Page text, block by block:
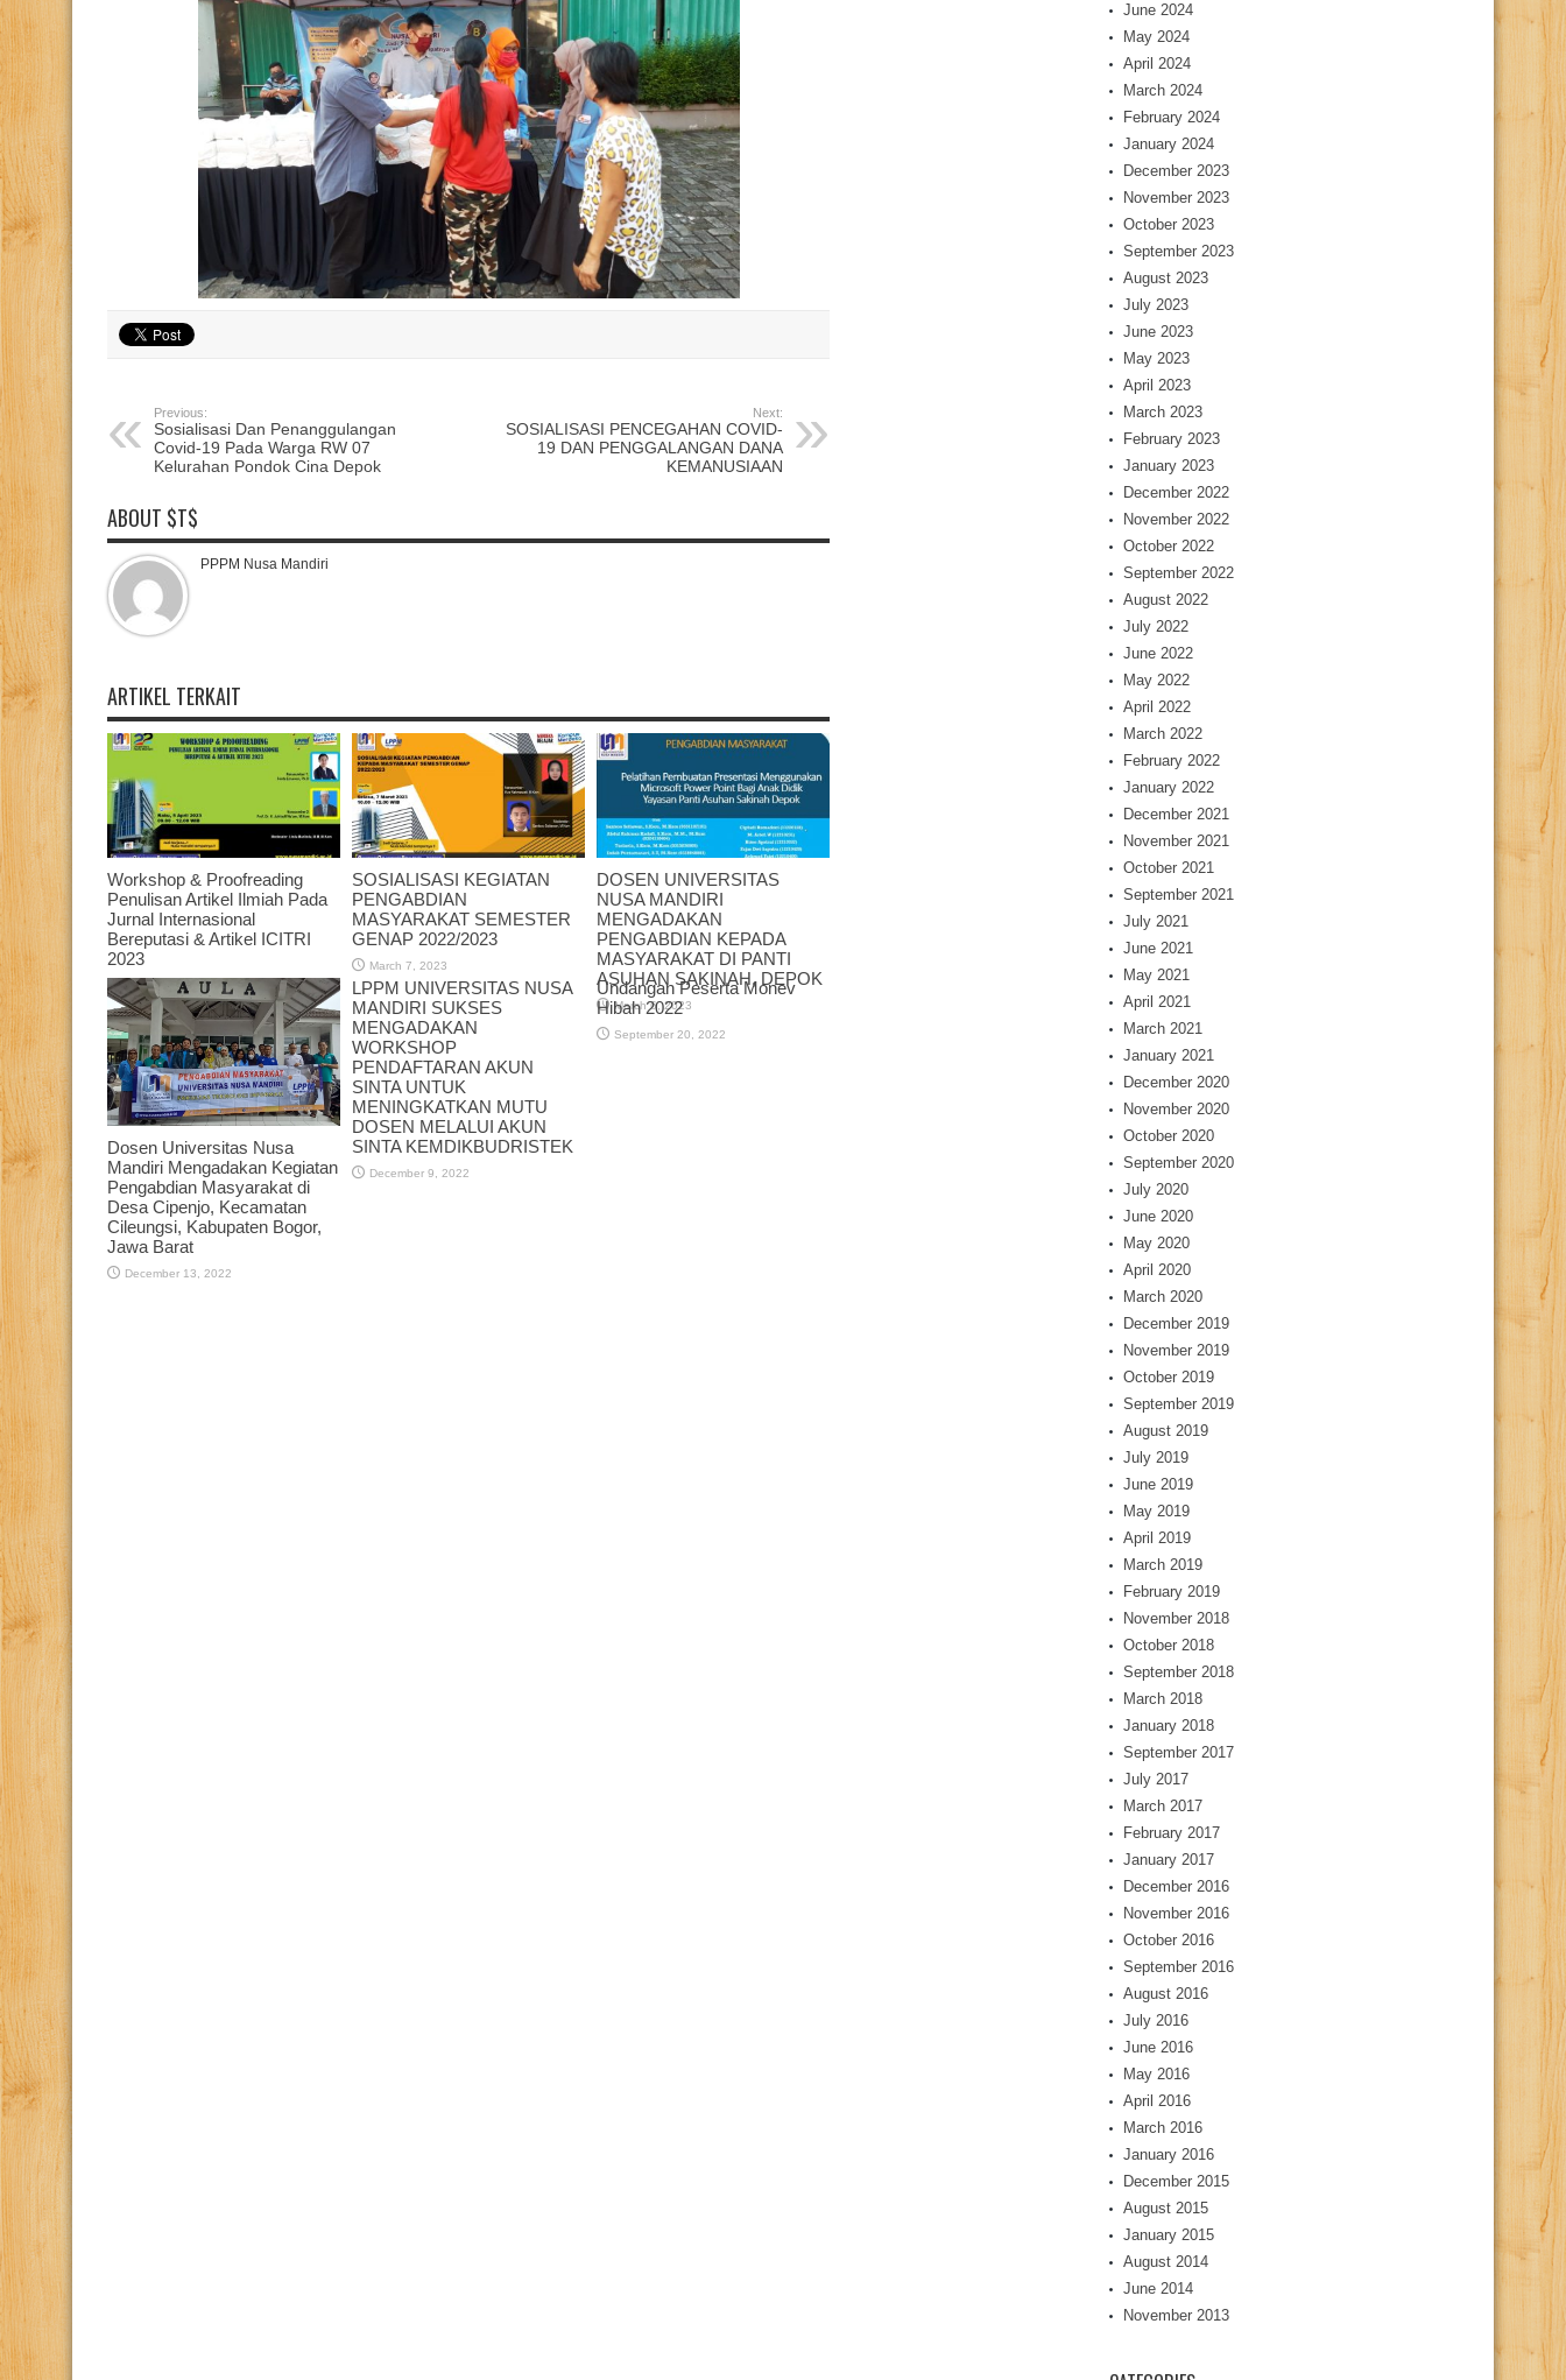
Previous:
Sosialisasi Dan Penanggulangan
Covid-19 Pada Warga RW 07
Kelurahan Pondok Cina Depok
Next:
SOSIALISASI PENCEGAHAN COVID-
19 DAN PENGGALANGAN DANA
KEMANUSIAAN
ABOUT $T$
PPPM Nusa Mandiri
ARTIKEL TERKAIT
Workshop & Proofreading
Penulisan Artikel Ilmiah Pada
Jurnal Internasional
Bereputasi & Artikel ICITRI
2023
April 5, 2023
SOSIALISASI KEGIATAN
PENGABDIAN
MASYARAKAT SEMESTER
GENAP 2022/2023
March 7, 2023
DOSEN UNIVERSITAS
NUSA MANDIRI
MENGADAKAN
PENGABDIAN KEPADA
MASYARAKAT DI PANTI
ASUHAN SAKINAH, DEPOK
March 6, 2023
Dosen Universitas Nusa
Mandiri Mengadakan Kegiatan
Pengabdian Masyarakat di
Desa Cipenjo, Kecamatan
Cileungsi, Kabupaten Bogor,
Jawa Barat
December 13, 2022
LPPM UNIVERSITAS NUSA
MANDIRI SUKSES
MENGADAKAN
WORKSHOP
PENDAFTARAN AKUN
SINTA UNTUK
MENINGKATKAN MUTU
DOSEN MELALUI AKUN
SINTA KEMDIKBUDRISTEK
December 9, 2022
Undangan Peserta Monev
Hibah 2022
September 20, 2022
June 2024
May 2024
April 2024
March 2024
February 2024
January 2024
December 2023
November 2023
October 2023
September 2023
August 2023
July 2023
June 2023
May 2023
April 2023
March 2023
February 2023
January 2023
December 2022
November 2022
October 2022
September 2022
August 2022
July 2022
June 2022
May 2022
April 2022
March 2022
February 2022
January 2022
December 2021
November 2021
October 2021
September 2021
July 2021
June 2021
May 2021
April 2021
March 2021
January 2021
December 2020
November 2020
October 2020
September 2020
July 2020
June 2020
May 2020
April 2020
March 2020
December 2019
November 2019
October 2019
September 2019
August 2019
July 2019
June 2019
May 2019
April 2019
March 2019
February 2019
November 2018
October 2018
September 2018
March 2018
January 2018
September 2017
July 2017
March 2017
February 2017
January 2017
December 2016
November 2016
October 2016
September 2016
August 2016
July 2016
June 2016
May 2016
April 2016
March 2016
January 2016
December 2015
August 2015
January 2015
August 2014
June 2014
November 2013